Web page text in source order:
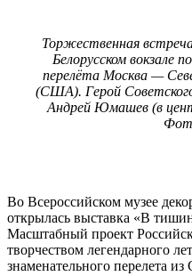
Торжественная
Белорусском вокзале
перелёта Москва —
(США). Герой
Андрей Юмашев (в
Во Всероссийском музее
открылась выставка «В
Масштабный проект
творчеством легендарного
знаменательного перелета